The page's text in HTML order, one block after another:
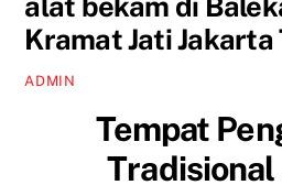
Kramat Jati Jakarta
ADMIN
Tempat
Tradisional